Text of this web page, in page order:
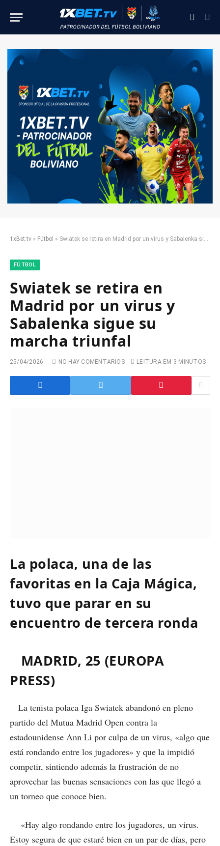
1xBet.tv » Fútbol » Swiatek se retira en Madrid por un virus y Sabalenka sigue su marcha triunfal
FÚTBOL
Swiatek se retira en
Madrid por un virus y
Sabalenka sigue su
marcha triunfal
25/04/2026 NO HAY COMENTARIOS LEITURA EM 3 MINUTOS
La polaca, una de las
favoritas en la Caja Mágica,
tuvo que parar en su
encuentro de tercera ronda
MADRID, 25 (EUROPA
PRESS)
La tenista polaca Iga Swiatek abandonó en pleno
partido del Mutua Madrid Open contra la
estadounidense Ann Li por culpa de un virus, «algo que
está rondando entre los jugadores» y que la impidió
competir, sintiendo además la frustración de no
aprovechar las buenas sensaciones con las que llegó a
un torneo que conoce bien.
«Hay algo rondando entre los jugadores, un virus.
Estoy segura de que estaré bien en un par de días, pero